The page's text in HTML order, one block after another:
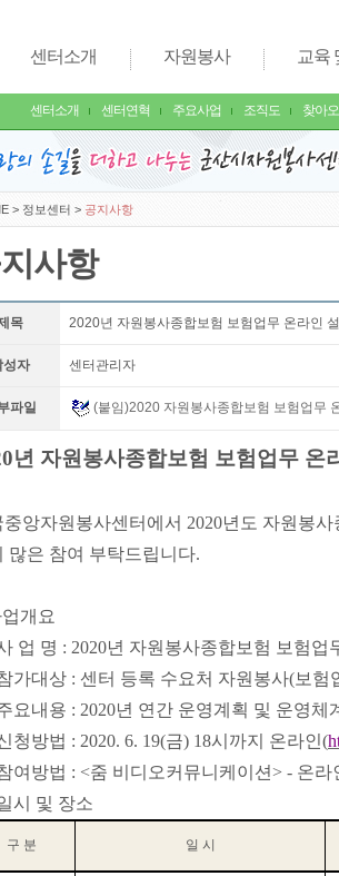
센터소개
센터소개 센터연혁 주요사업 조직도 찾아
자원봉사 교육
> 정보센터 > 공지사항
사항
목 2020년 자원봉사종합보험 보험업무 온라인
성자 센터관리자
파일 (붙임)2020 자원봉사종합보험 보험업무
년 자원봉사종합보험 보험업무 온
중앙자원봉사센터에서 2020년도 자원봉
많은 참여 부탁드립니다.
개요
업 명 : 2020년 자원봉사종합보험 보험업
가대상 : 센터 등록 수요처 자원봉사(보험
요내용 : 2020년 연간 운영계획 및 운영체
청방법 : 2020. 6. 19(금) 18시까지 온라인 (
여방법 : <줌 비디오커뮤니케이션> - 온라
시 및 장소
구 분 일 시